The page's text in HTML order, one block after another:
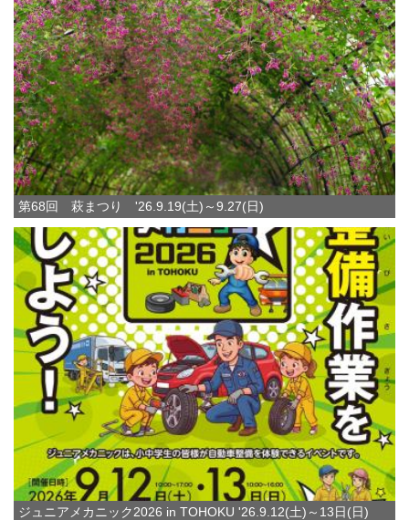
第68回 萩まつり '26.9.19(土)～9.27(日)
ジュニアメカニック2026 in TOHOKU '26.9.12(土)～13日(日)